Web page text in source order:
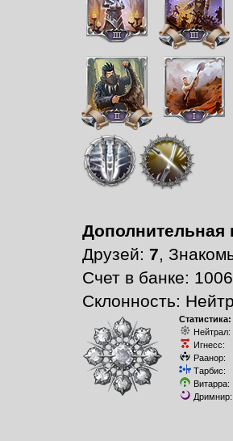
Друзей: 7,
Счет в банке:
Склонность:
Статистика:
Нейтрал:
Игнесс:
Раанор:
Тарбис:
Витарра:
Дримнир: